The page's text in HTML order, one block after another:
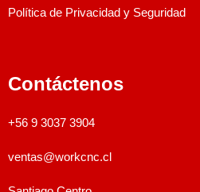
Política de Privacidad y Seguridad
Contáctenos
+56 9 3037 3904
ventas@workcnc.cl